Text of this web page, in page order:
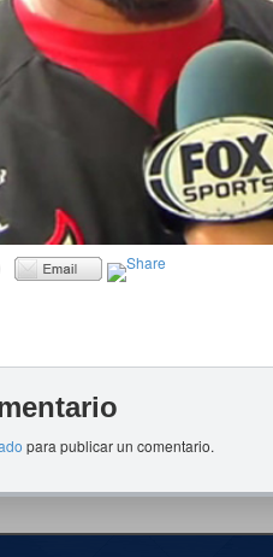
para publicar un comentario.